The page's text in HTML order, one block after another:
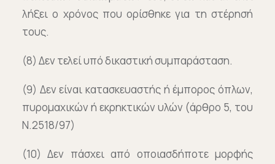
λήξει ο χρόνος που ορίσθηκε για τη στέρησή
τους.
(8) Δεν τελεί υπό δικαστική συμπαράσταση.
(9) Δεν είναι κατασκευαστής ή έμπορος όπλων,
πυρομαχικών ή εκρηκτικών υλών (άρθρο 5, του
Ν.2518/97)
(10) Δεν πάσχει από οποιασδήποτε μορφής